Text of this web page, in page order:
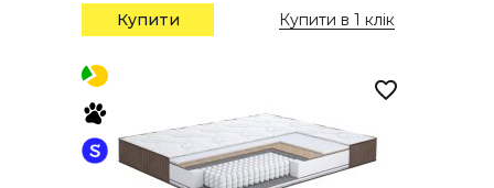
Купити Купити в 1 клік